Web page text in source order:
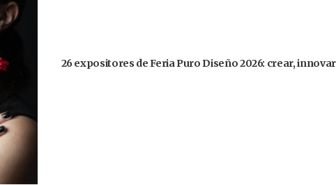
26 expositores de Feria Puro Diseño 2026: crear,